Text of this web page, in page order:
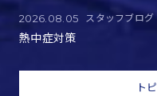
2026.08.05 スタッフブログ
熱中症対策
ト